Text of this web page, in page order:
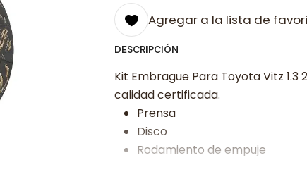
Agregar a la lista de
DESCRIPCIÓN
Kit Embrague Para Toyota Vitz
calidad certificada.
Prensa
Disco
Rodamiento de empuje